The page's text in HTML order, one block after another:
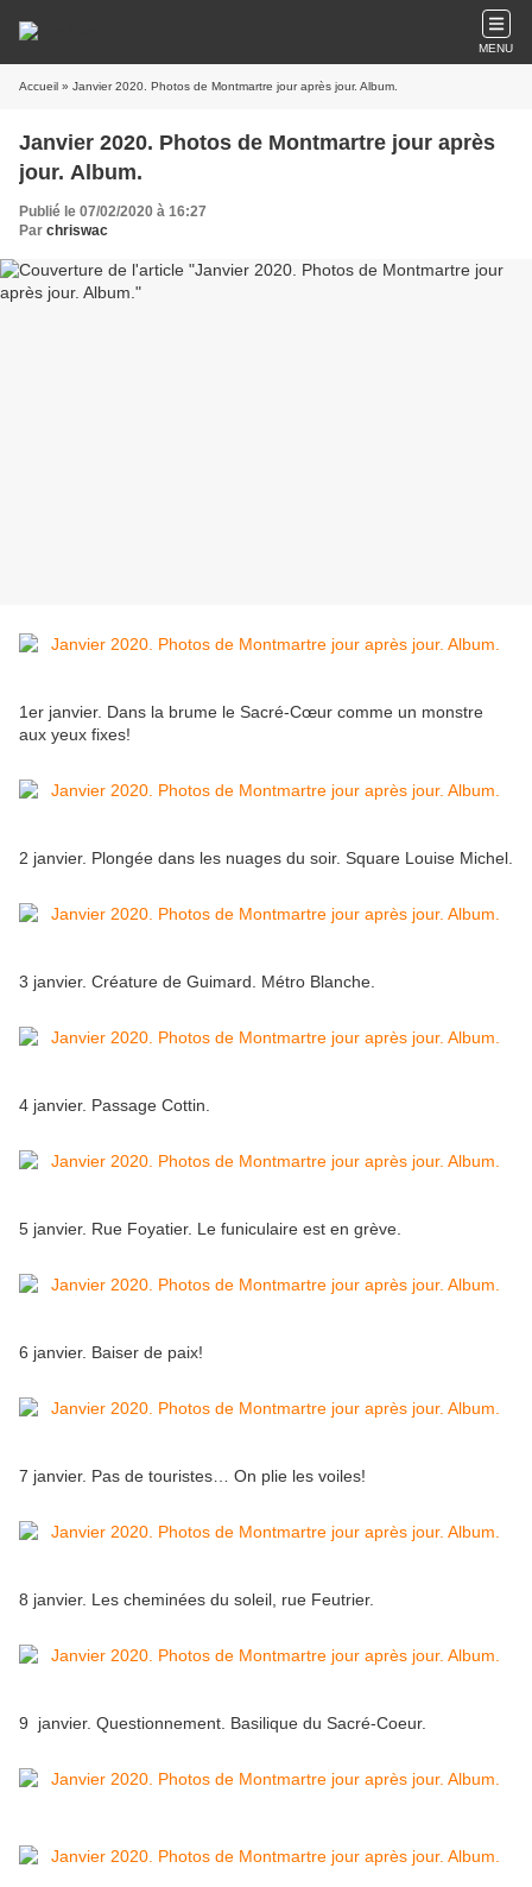
MENU
Accueil » Janvier 2020. Photos de Montmartre jour après jour. Album.
Janvier 2020. Photos de Montmartre jour après
jour. Album.
Publié le 07/02/2020 à 16:27
Par chriswac
1er janvier. Dans la brume le Sacré-Cœur comme un monstre
aux yeux fixes!
2 janvier. Plongée dans les nuages du soir. Square Louise Michel.
3 janvier. Créature de Guimard. Métro Blanche.
4 janvier. Passage Cottin.
5 janvier. Rue Foyatier. Le funiculaire est en grève.
6 janvier. Baiser de paix!
7 janvier. Pas de touristes… On plie les voiles!
8 janvier. Les cheminées du soleil, rue Feutrier.
9 janvier. Questionnement. Basilique du Sacré-Coeur.